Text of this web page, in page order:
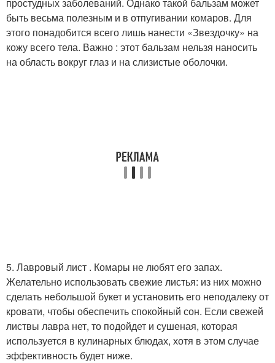
быть весьма полезным и в отпугивании комаров. Для
этого понадобится всего лишь нанести «Звездочку» на
кожу всего тела. Важно : этот бальзам нельзя наносить
на область вокруг глаз и на слизистые оболочки.
5. Лавровый лист . Комары не любят его запах.
Желательно использовать свежие листья: из них можно
сделать небольшой букет и установить его неподалеку от
кровати, чтобы обеспечить спокойный сон. Если свежей
листвы лавра нет, то подойдет и сушеная, которая
используется в кулинарных блюдах, хотя в этом случае
эффективность будет ниже.